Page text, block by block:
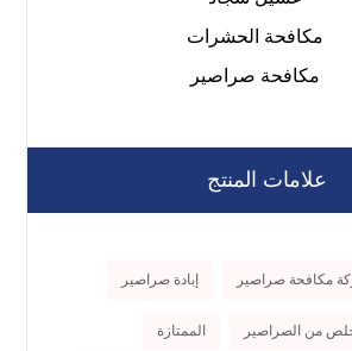
مكافحة الحشرات
مكافحة صراصير
علامات المنتج
مكافحة صراصير إبادة صراصير
من الصراصير الممتازة